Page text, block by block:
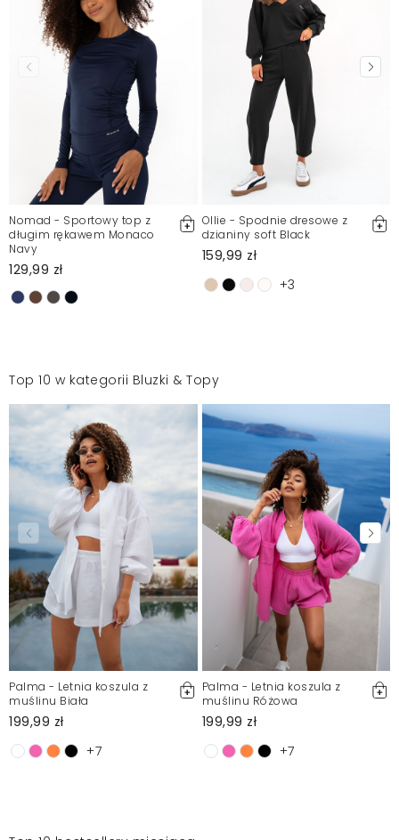
Nomad - Sportowy top z
długim rękawem Monaco
Navy
129,99 zł
Ollie - Spodnie dresowe z
dzianiny soft Black
159,99 zł
+3
Top 10 w kategorii Bluzki & Topy
Palma - Letnia koszula z
muślinu Biała
199,99 zł
+7
Palma - Letnia koszula z
muślinu Różowa
199,99 zł
+7